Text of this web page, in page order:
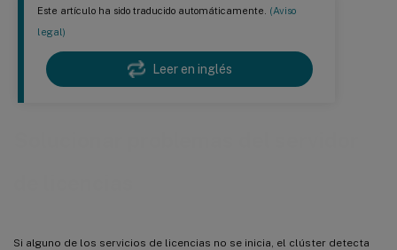
Este artículo ha sido traducido automáticamente. (Aviso
legal)
Leer en inglés
Si alguno de los servicios de licencias no se inicia, el clúster detecta